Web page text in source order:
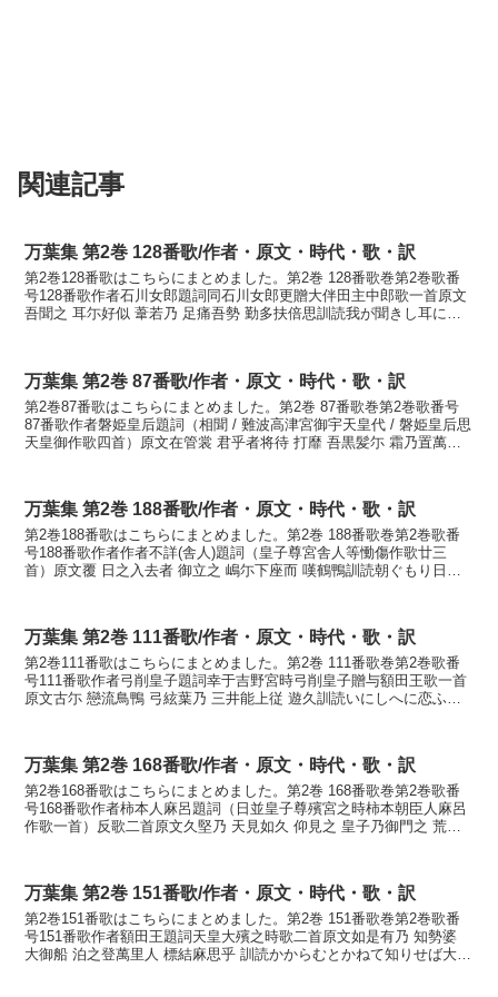
関連記事
万葉集 第2巻 128番歌/作者・原文・時代・歌・訳
第2巻128番歌はこちらにまとめました。第2巻 128番歌巻第2巻歌番
号128番歌作者石川女郎題詞同石川女郎更贈大伴田主中郎歌一首原文
吾聞之 耳尓好似 葦若乃 足痛吾勢 勤多扶倍思訓読我が聞きし耳によ
万葉集 第2巻 87番歌/作者・原文・時代・歌・訳
第2巻87番歌はこちらにまとめました。第2巻 87番歌巻第2巻歌番号
87番歌作者磐姫皇后題詞（相聞 / 難波高津宮御宇天皇代 / 磐姫皇后思
天皇御作歌四首）原文在管裳 君乎者将待 打靡 吾黒髪尓 霜乃置萬代
万葉集 第2巻 188番歌/作者・原文・時代・歌・訳
第2巻188番歌はこちらにまとめました。第2巻 188番歌巻第2巻歌番
号188番歌作者作者不詳(舎人)題詞（皇子尊宮舎人等慟傷作歌廿三
首）原文覆 日之入去者 御立之 嶋尓下座而 嘆鶴鴨訓読朝ぐもり日の
万葉集 第2巻 111番歌/作者・原文・時代・歌・訳
第2巻111番歌はこちらにまとめました。第2巻 111番歌巻第2巻歌番
号111番歌作者弓削皇子題詞幸于吉野宮時弓削皇子贈与額田王歌一首
原文古尓 戀流鳥鴨 弓絃葉乃 三井能上従 遊久訓読いにしへに恋ふる
万葉集 第2巻 168番歌/作者・原文・時代・歌・訳
第2巻168番歌はこちらにまとめました。第2巻 168番歌巻第2巻歌番
号168番歌作者柿本人麻呂題詞（日並皇子尊殯宮之時柿本朝臣人麻呂
作歌一首）反歌二首原文久堅乃 天見如久 仰見之 皇子乃御門之 荒巻
万葉集 第2巻 151番歌/作者・原文・時代・歌・訳
第2巻151番歌はこちらにまとめました。第2巻 151番歌巻第2巻歌番
号151番歌作者額田王題詞天皇大殯之時歌二首原文如是有乃 知勢婆
大御船 泊之登萬里人 標結麻思乎 訓読かからむとかねて知りせば大御